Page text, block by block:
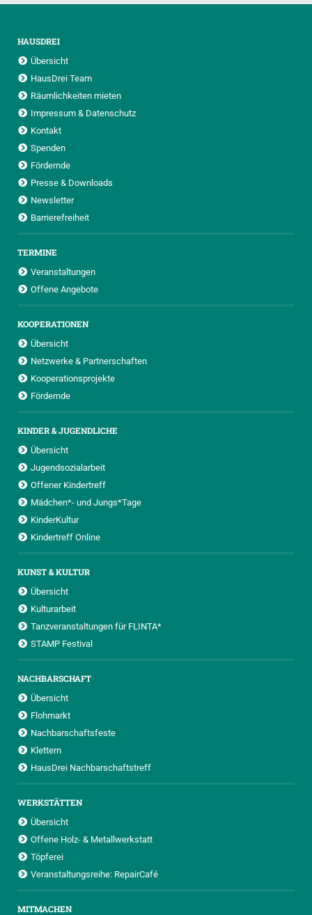
HAUSDREI
Übersicht
HausDrei Team
Räumlichkeiten mieten
Impressum & Datenschutz
Kontakt
Spenden
Fördernde
Presse & Downloads
Newsletter
Barrierefreiheit
TERMINE
Veranstaltungen
Offene Angebote
KOOPERATIONEN
Übersicht
Netzwerke & Partnerschaften
Kooperationsprojekte
Fördernde
KINDER & JUGENDLICHE
Übersicht
Jugendsozialarbeit
Offener Kindertreff
Mädchen*- und Jungs*Tage
KinderKultur
Kindertreff Online
KUNST & KULTUR
Übersicht
Kulturarbeit
Tanzveranstaltungen für FLINTA*
STAMP Festival
NACHBARSCHAFT
Übersicht
Flohmarkt
Nachbarschaftsfeste
Klettern
HausDrei Nachbarschaftstreff
WERKSTÄTTEN
Übersicht
Offene Holz- & Metallwerkstatt
Töpferei
Veranstaltungsreihe: RepairCafé
MITMACHEN